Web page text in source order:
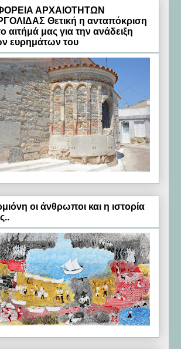
ΑΡΧΑΙΟΤΗΤΩΝ
Θετική η ανταπόκριση
αιτήμά μας για την ανάδειξη
ευρημάτων του
oι άνθρωποι και η ιστορία